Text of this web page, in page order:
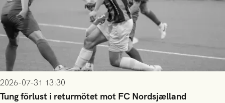
2026-07-31 13:30
Tung förlust i returmötet mot FC Nordsjælland